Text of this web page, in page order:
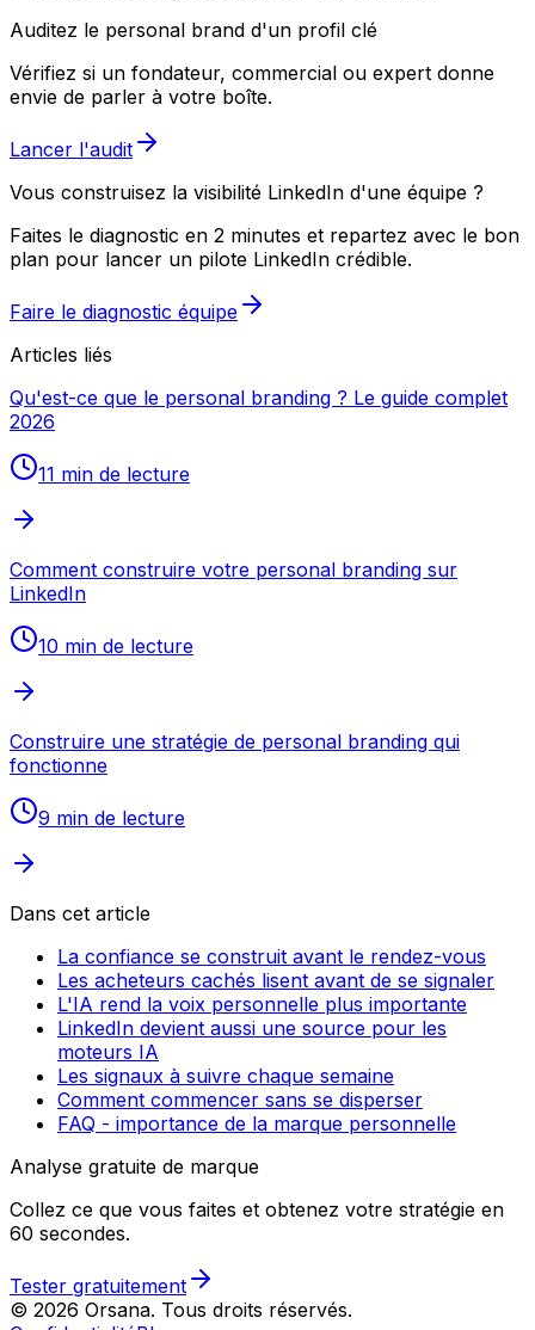
Auditez le personal brand d'un profil clé
Vérifiez si un fondateur, commercial ou expert donne
envie de parler à votre boîte.
Lancer l'audit
Vous construisez la visibilité LinkedIn d'une équipe ?
Faites le diagnostic en 2 minutes et repartez avec le bon
plan pour lancer un pilote LinkedIn crédible.
Faire le diagnostic équipe
Articles liés
Qu'est-ce que le personal branding ? Le guide complet
2026
11 min de lecture
Comment construire votre personal branding sur
LinkedIn
10 min de lecture
Construire une stratégie de personal branding qui
fonctionne
9 min de lecture
Dans cet article
La confiance se construit avant le rendez-vous
Les acheteurs cachés lisent avant de se signaler
L'IA rend la voix personnelle plus importante
LinkedIn devient aussi une source pour les
moteurs IA
Les signaux à suivre chaque semaine
Comment commencer sans se disperser
FAQ - importance de la marque personnelle
Analyse gratuite de marque
Collez ce que vous faites et obtenez votre stratégie en
60 secondes.
Tester gratuitement
© 2026 Orsana. Tous droits réservés.